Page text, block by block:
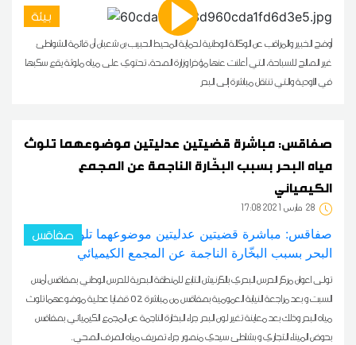
بيئة
أوضح الخبير والمراقب عن الوكالة الوطنية لحماية المحيط الحبيب بن شعبان أن قائمة الشواطئ
غير الصالح للسباحة، التي أعلنت عنها مؤخرا وزارة الصحة، تحتوي على مياه ملوثة يقع سكبها
في الأودية والتي تنتقل مباشرة إلى البحر
صفاقس: مباشرة قضيتين عدليتين موضوعهما تلوث
مياه البحر بسبب البخّارة الناجمة عن المجمع
الكيميائي
28 17:08 2021 مارس
صفاقس
تولى اعوان مركز الحرس البحري بالكرنيش التابع للمنطقة البحرية للحرس الوطني بصفاقس أمس
السبت و بعد مراجعة النيابة العمومية بصفاقس من مباشرة 02 قضايا عدلية موضوعهما تلوث
مياه البحر وذلك بعد معاينة تغير لون البحر جراء البخارة الناجمة عن المجمع الكيميائي بصفاقس
بحوض الميناء التجاري و بشاطئ سيدي منصور جراء تصريف مياه الصرف الصحي.